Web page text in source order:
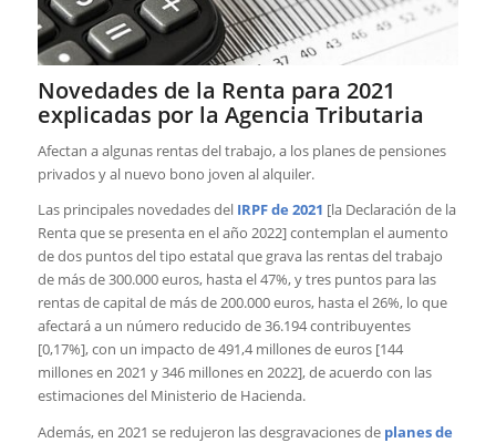
Novedades de la Renta para 2021
explicadas por la Agencia Tributaria
Afectan a algunas rentas del trabajo, a los planes de pensiones
privados y al nuevo bono joven al alquiler.
Las principales novedades del IRPF de 2021 [la Declaración de la
Renta que se presenta en el año 2022] contemplan el aumento
de dos puntos del tipo estatal que grava las rentas del trabajo
de más de 300.000 euros, hasta el 47%, y tres puntos para las
rentas de capital de más de 200.000 euros, hasta el 26%, lo que
afectará a un número reducido de 36.194 contribuyentes
[0,17%], con un impacto de 491,4 millones de euros [144
millones en 2021 y 346 millones en 2022], de acuerdo con las
estimaciones del Ministerio de Hacienda.
Además, en 2021 se redujeron las desgravaciones de planes de